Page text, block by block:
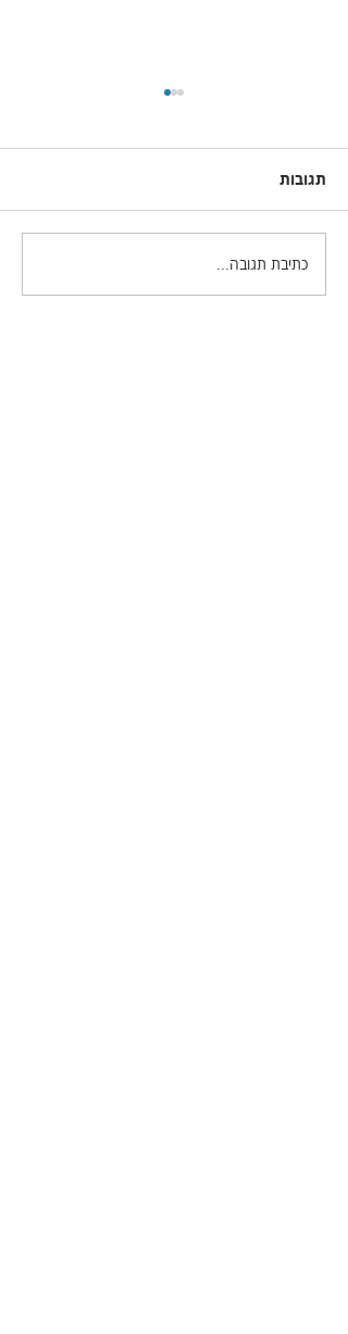
מאסטר בלייטרום - דף
הטיפים השבועי 11
תגובות
כתיבת תגובה...